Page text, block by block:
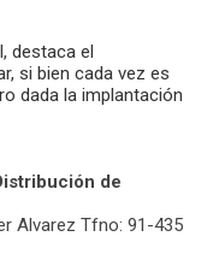
destaca el
si bien cada vez es
dada la implantación
de
Alvarez Tfno: 91-435